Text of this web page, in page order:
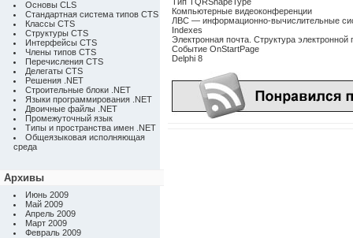
Основы CLS
Стандартная система типов CTS
Классы CTS
Структуры CTS
Интерфейсы CTS
Члены типов CTS
Перечисления CTS
Делегаты CTS
Решения .NET
Строительные блоки .NET
Языки программирования .NET
Двоичные файлы .NET
Промежуточный язык
Типы и пространства имен .NET
Общеязыковая исполняющая
среда
Архивы
Июнь 2009
Май 2009
Апрель 2009
Март 2009
Февраль 2009
Компьютерные видеоконференции
ЛВС — информационно-вычислительные
Indexes
Электронная почта. Структура
Событие OnStartPage
Delphi 8